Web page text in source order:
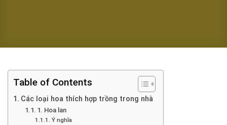
Table of Contents
Các loại hoa thích hợp trồng trong nhà
1. Hoa lan
Ý nghĩa